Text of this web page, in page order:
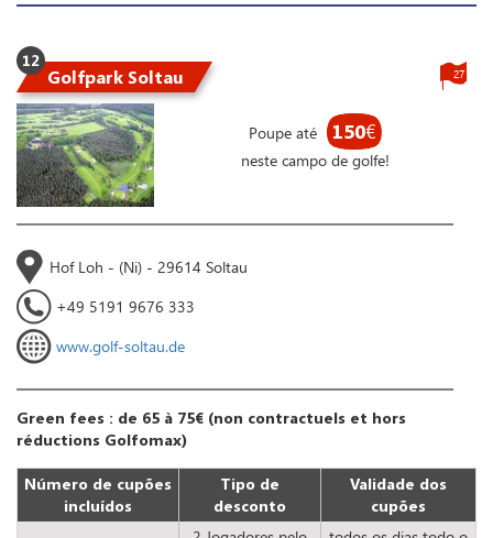
12
Golfpark Soltau
Poupe até 150€
neste campo de golfe!
27
Hof Loh - (Ni) - 29614 Soltau
+49 5191 9676 333
www.golf-soltau.de
Green fees : de 65 à 75€ (non contractuels et hors
réductions Golfomax)
Número de cupões
incluídos
Tipo de
desconto
Validade dos
cupões